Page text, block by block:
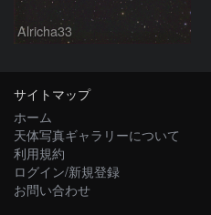
Alricha33
サイトマップ
ホーム
天体写真ギャラリーについて
利用規約
ログイン/新規登録
お問い合わせ